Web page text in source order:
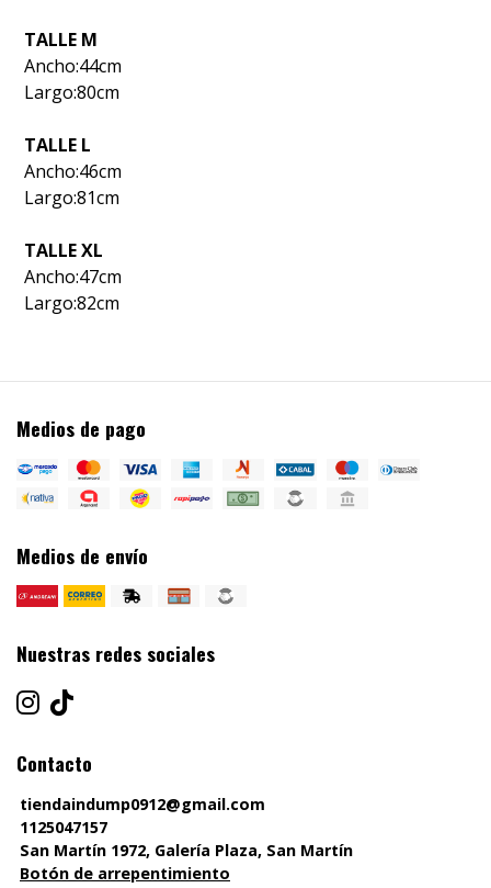
TALLE M
Ancho:44cm
Largo:80cm
TALLE L
Ancho:46cm
Largo:81cm
TALLE XL
Ancho:47cm
Largo:82cm
Medios de pago
Medios de envío
Nuestras redes sociales
Contacto
tiendaindump0912@gmail.com
1125047157
San Martín 1972, Galería Plaza, San Martín
Botón de arrepentimiento